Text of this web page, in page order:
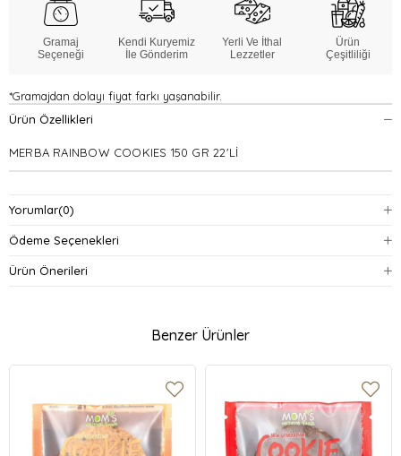
Gramaj
Seçeneği
Kendi Kuryemiz
İle Gönderim
Yerli Ve İthal
Lezzetler
Ürün
Çeşitliliği
*Gramajdan dolayı fiyat farkı yaşanabilir.
Ürün Özellikleri
MERBA RAINBOW COOKIES 150 GR 22'Lİ
Yorumlar(0)
Ödeme Seçenekleri
Ürün Önerileri
Benzer Ürünler